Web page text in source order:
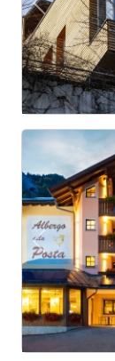
Previous
Previous